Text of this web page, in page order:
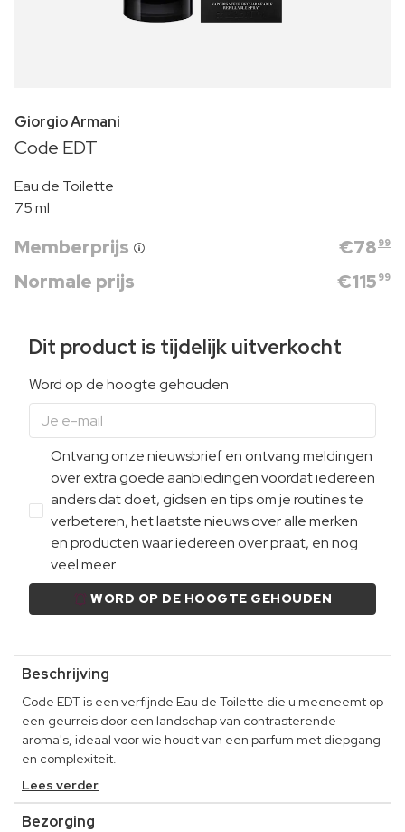
Giorgio Armani
Code EDT
Eau de Toilette
75 ml
Memberprijs €78 99
Normale prijs €115 99
Dit product is tijdelijk uitverkocht
Word op de hoogte gehouden
Ontvang onze nieuwsbrief en ontvang meldingen
over extra goede aanbiedingen voordat iedereen
anders dat doet, gidsen en tips om je routines te
verbeteren, het laatste nieuws over alle merken
en producten waar iedereen over praat, en nog
veel meer.
WORD OP DE HOOGTE GEHOUDEN
Beschrijving
Code EDT is een verfijnde Eau de Toilette die u meeneemt op
een geurreis door een landschap van contrasterende
aroma's, ideaal voor wie houdt van een parfum met diepgang
en complexiteit.
Lees verder
Bezorging